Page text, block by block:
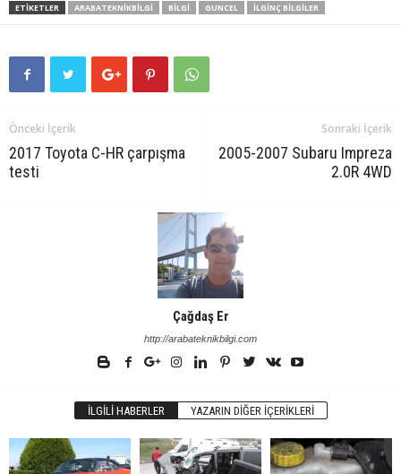
ETIKETLER ARABATEKNIKBILGI BILGI GUNCEL İLGINÇ BILGILER
Önceki İçerik
2017 Toyota C-HR çarpışma
testi
Sonraki İçerik
2005-2007 Subaru Impreza
2.0R 4WD
Çağdaş Er
http://arabateknikbilgi.com
İLGILI HABERLER YAZARIN DIĞER İÇERIKLERI